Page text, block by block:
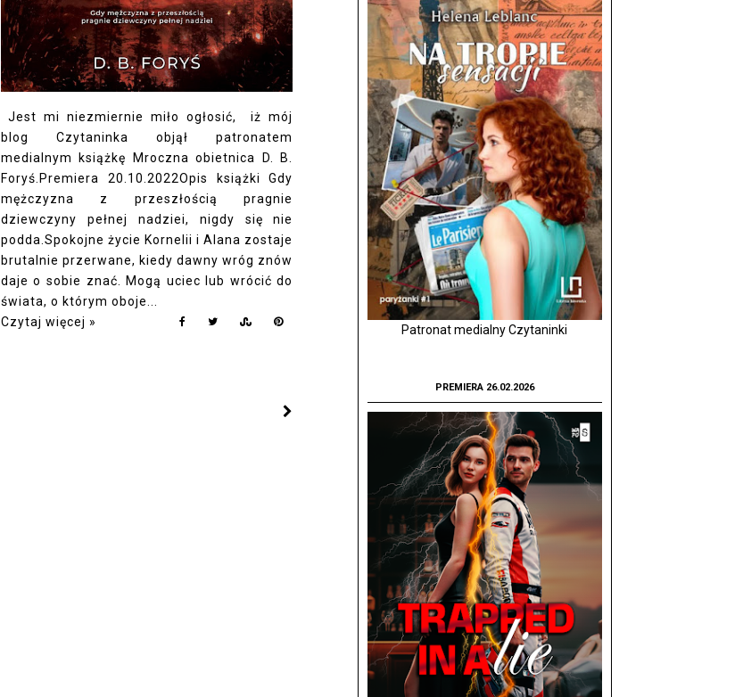
Jest mi niezmiernie miło ogłosić, iż mój
blog Czytaninka objął patronatem
medialnym książkę Mroczna obietnica D. B.
Foryś.Premiera 20.10.2022Opis książki Gdy
mężczyzna z przeszłością pragnie
dziewczyny pełnej nadziei, nigdy się nie
podda.Spokojne życie Kornelii i Alana zostaje
brutalnie przerwane, kiedy dawny wróg znów
daje o sobie znać. Mogą uciec lub wrócić do
świata, o którym oboje...
Czytaj więcej »
Patronat medialny Czytaninki
PREMIERA 26.02.2026